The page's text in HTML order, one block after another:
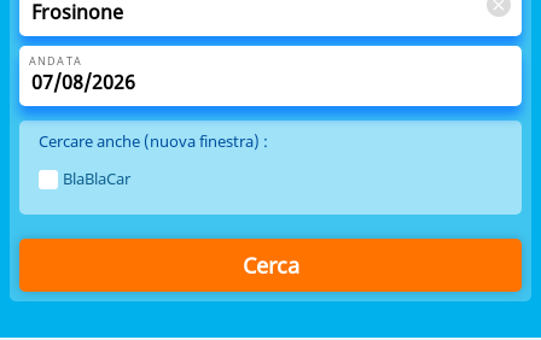
ANDATA
Cercare anche (nuova finestra) :
BlaBlaCar
Cerca